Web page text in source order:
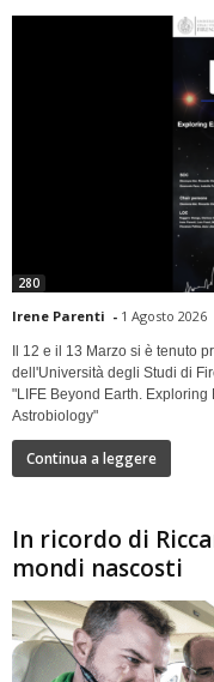
280
Irene Parenti - 1 Agosto 2026
Il 12 e il 13 Marzo si è tenuto
dell'Università degli Studi di
"LIFE Beyond Earth.
Astrobiology"
Continua a leggere
In ricordo di
mondi nascosti